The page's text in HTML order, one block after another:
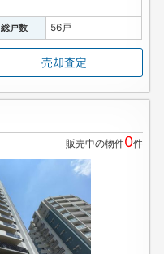
総戸数 56戸
売却査定
販売中の物件0件